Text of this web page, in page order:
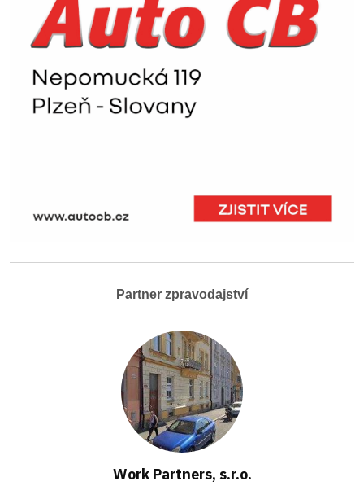
Partner zpravodajství
Work Partners, s.r.o.